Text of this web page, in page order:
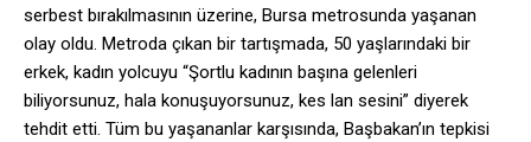
serbest bırakılmasının üzerine, Bursa metrosunda yaşanan
olay oldu. Metroda çıkan bir tartışmada, 50 yaşlarındaki bir
erkek, kadın yolcuyu “Şortlu kadının başına gelenleri
biliyorsunuz, hala konuşuyorsunuz, kes lan sesini” diyerek
tehdit etti. Tüm bu yaşananlar karşısında, Başbakan’ın tepkisi